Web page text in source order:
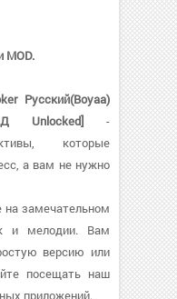
MOD.
Русский(Boyaa)
Unlocked] -
которые
а вам не нужно
на замечательном
и мелодии. Вам
версию или
посещать наш
приложений.